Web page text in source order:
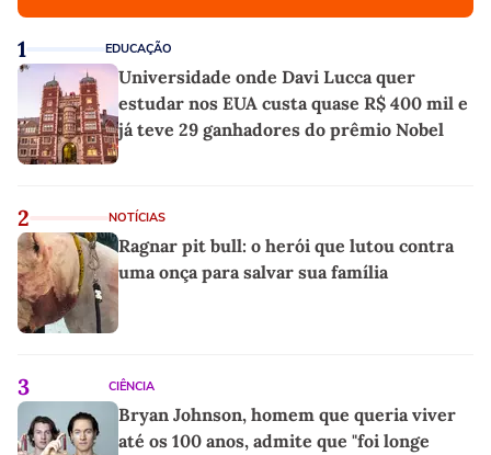
1 EDUCAÇÃO
Universidade onde Davi Lucca quer
estudar nos EUA custa quase R$ 400 mil e
já teve 29 ganhadores do prêmio Nobel
2 NOTÍCIAS
Ragnar pit bull: o herói que lutou contra
uma onça para salvar sua família
3 CIÊNCIA
Bryan Johnson, homem que queria viver
até os 100 anos, admite que "foi longe